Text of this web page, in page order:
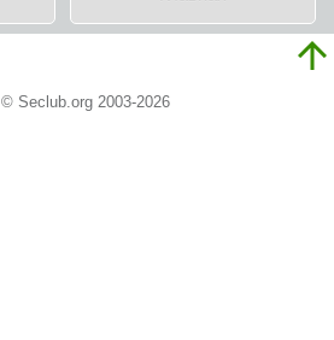
© Seclub.org 2003-2026